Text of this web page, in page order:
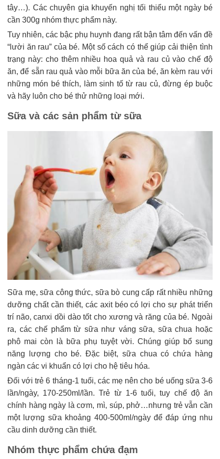
tây…). Các chuyên gia khuyến nghị tối thiểu một ngày bé
cần 300g nhóm thực phẩm này.
Tuy nhiên, các bậc phụ huynh đang rất bận tâm đến vấn đề
“lười ăn rau” của bé. Một số cách có thể giúp cải thiện tình
trạng này: cho thêm nhiều hoa quả và rau củ vào chế độ
ăn, để sẵn rau quả vào mỗi bữa ăn của bé, ăn kèm rau với
những món bé thích, làm sinh tố từ rau củ, đừng ép buộc
và hãy luôn cho bé thử những loại mới.
Sữa và các sản phẩm từ sữa
Sữa mẹ, sữa công thức, sữa bò cung cấp rất nhiều những
dưỡng chất cần thiết, các axit béo có lợi cho sự phát triển
trí não, canxi dồi dào tốt cho xương và răng của bé. Ngoài
ra, các chế phẩm từ sữa như váng sữa, sữa chua hoặc
phô mai còn là bữa phụ tuyệt vời. Chúng giúp bổ sung
năng lượng cho bé. Đặc biệt, sữa chua có chứa hàng
ngàn các vi khuẩn có lợi cho hệ tiêu hóa.
Đối với trẻ 6 tháng-1 tuổi, các mẹ nên cho bé uống sữa 3-6
lần/ngày, 170-250ml/lần. Trẻ từ 1-6 tuổi, tuy chế độ ăn
chính hàng ngày là cơm, mì, súp, phở…nhưng trẻ vẫn cần
một lượng sữa khoảng 400-500ml/ngày để đáp ứng nhu
cầu dinh dưỡng cần thiết.
Nhóm thực phẩm chứa đạm